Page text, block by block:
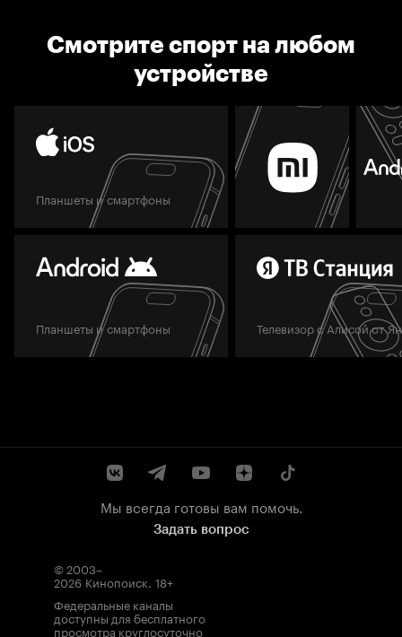
Смотрите спорт на любом
устройстве
Планшеты и смартфоны
Планшеты и смартфоны Телевизор с Алисой от
Мы всегда готовы вам помочь.
Задать вопрос
© 2003–
2026 Кинопоиск. 18+
Федеральные каналы
доступны для бесплатного
просмотра круглосуточно